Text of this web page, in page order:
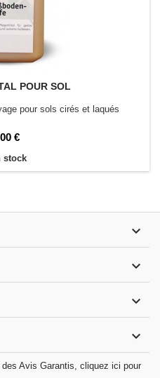
POUR SOL
pour sols cirés et laqués
€
stock




Avis Garantis, cliquez ici pour